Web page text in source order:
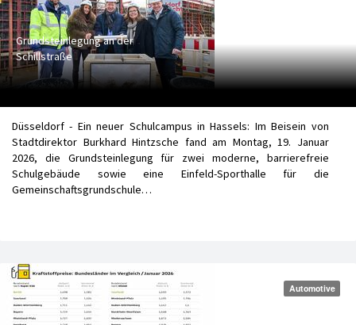
Grundsteinlegung an der
Schillstraße
Düsseldorf - Ein neuer Schulcampus in Hassels: Im Beisein von
Stadtdirektor Burkhard Hintzsche fand am Montag, 19. Januar
2026, die Grundsteinlegung für zwei moderne, barrierefreie
Schulgebäude sowie eine Einfeld-Sporthalle für die
Gemeinschaftsgrundschule…
Automotive